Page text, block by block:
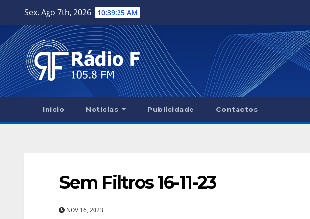
content
Sex. Ago 7th, 2026 10:39:26 AM
Início Notícias Publicidade Contactos
Sem Filtros 16-11-23
NOV 16, 2023